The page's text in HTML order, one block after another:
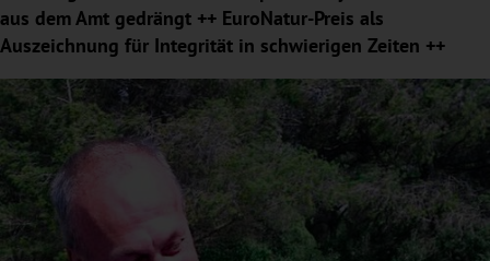
aus dem Amt gedrängt ++ EuroNatur-Preis als
Auszeichnung für Integrität in schwierigen Zeiten ++